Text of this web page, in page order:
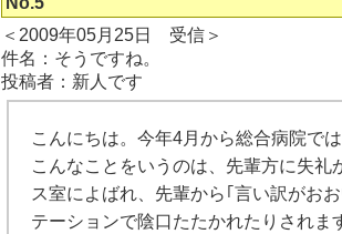
＜2009年05月25日 受信＞
件名：そうですね。
投稿者：新人です
こんにちは。今年4月から総合病院で
こんなことをいうのは、先輩方に失
ス室によばれ、先輩から｢言い訳がお
テーションで陰口たたかれたりされま